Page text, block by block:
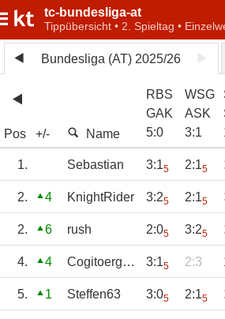
tc-bundesliga-at
Tippübersicht • 2. Spieltag •
Bundesliga (AT) 2025/26
Pos +/- Name
RBS
GAK
5:0
WSG
ASK
3:1
1. Sebastian 3:15 2:15
2. 4 KnightRider 3:25 2:15
2. 6 rush 2:05 3:25
4. 4 Cogitoergosum 3:15 2:3
5. 1 Steffen63 3:05 2:15